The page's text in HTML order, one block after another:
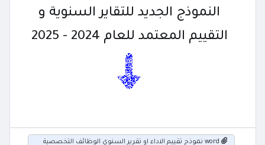
النموذج الجديد للتقاير السنوية و
التقييم المعتمد للعام 2024 - 2025
word نموذج تقييم الاداء او تقرير السنوي الوظائف التخصصية